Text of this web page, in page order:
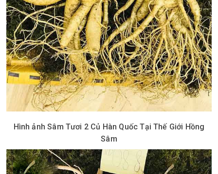
Hình ảnh Sâm Tươi 2 Củ Hàn Quốc Tại Thế Giới Hồng
Sâm